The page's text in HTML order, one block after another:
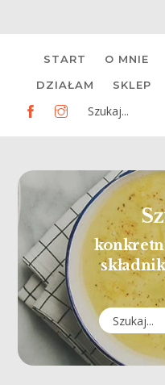
content
START O MNIE
DZIAŁAM SKLEP